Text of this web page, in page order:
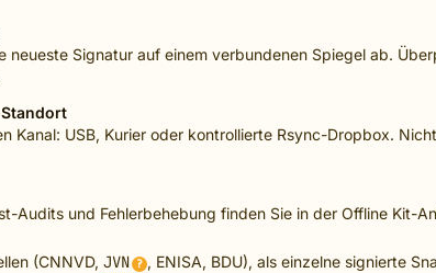
neueste Signatur auf einem verbundenen Spiegel ab.
Kanal: USB, Kurier oder kontrollierte Rsync-Dropbox.
Audits und Fehlerbehebung finden Sie in der Offline Kit-
(CNNVD, JVN ? , ENISA, BDU), als einzelne signierte